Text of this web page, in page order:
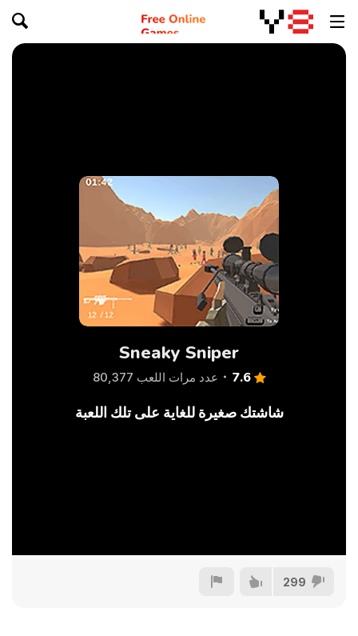
Sneaky Sniper
7.6 عدد مرات اللعب 80,377
شاشتك صغيرة للغاية على تلك اللعبة
299